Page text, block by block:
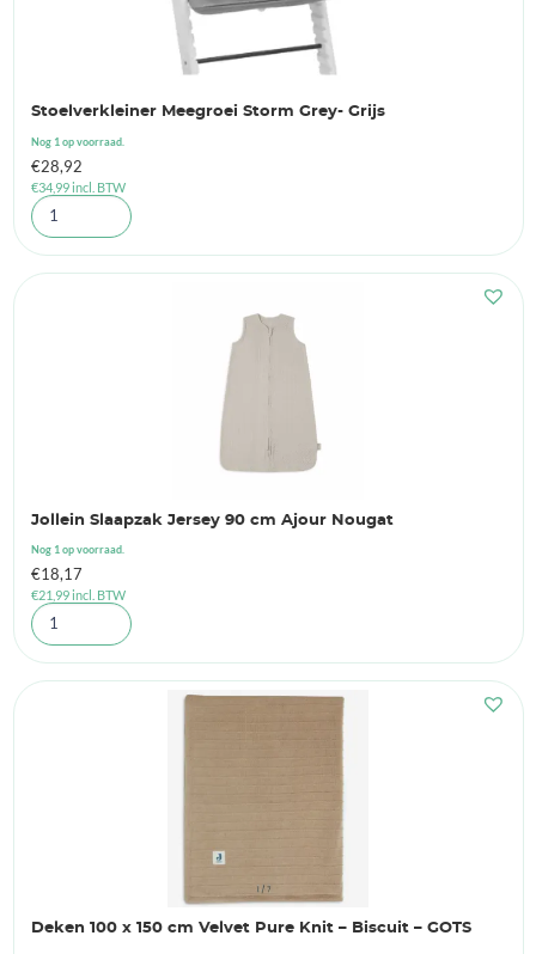
Stoelverkleiner Meegroei Storm Grey- Grijs
Nog 1 op voorraad.
€28,92
€34,99incl. BTW
Jollein Slaapzak Jersey 90 cm Ajour Nougat
Nog 1 op voorraad.
€18,17
€21,99incl. BTW
Deken 100 x 150 cm Velvet Pure Knit – Biscuit – GOTS